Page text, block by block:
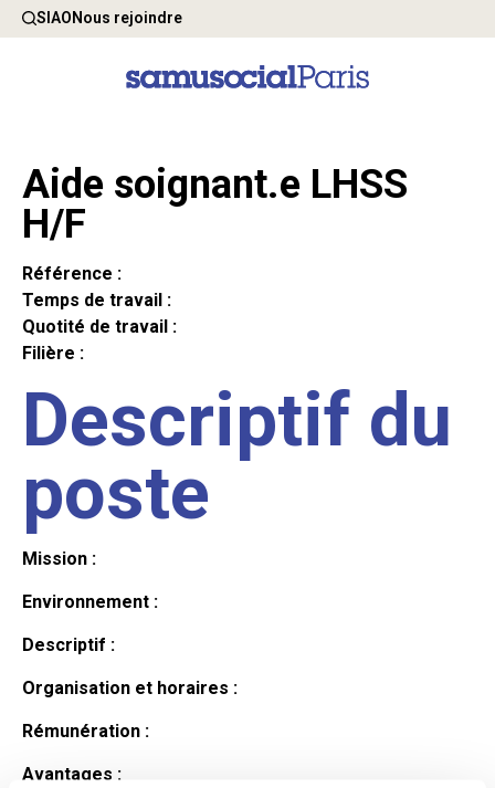
SIAONous rejoindre
Aide soignant.e LHSS
H/F
Référence :
Temps de travail :
Quotité de travail :
Filière :
Descriptif du
poste
Mission :
Environnement :
Descriptif :
Organisation et horaires :
Rémunération :
Avantages :